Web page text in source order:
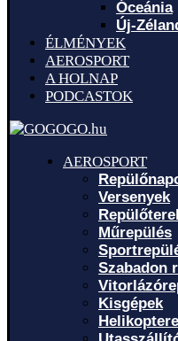
Óceánia
Új-
ÉLMÉNYEK
AEROSPORT
A HOLNAP
PODCASTOK
AEROSPORT
Versenyek
Műrepülés
Szabadon
Kisgépek